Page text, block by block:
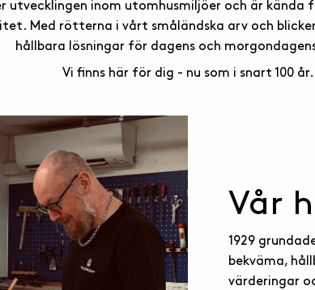
utvecklingen inom utomhusmiljöer och är
Med rötterna i vårt småländska arv och
hållbara lösningar för dagens och
Vi finns här för dig - nu som i snart 100 år.
Vår
1929
bekväma,
värderingar